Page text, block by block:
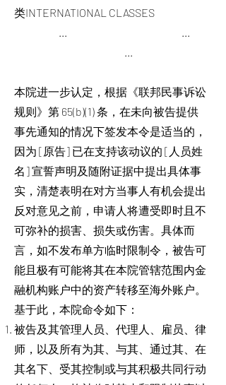
类INTERNATIONAL CLASSES
... ...
...
本院进一步认定，根据《联邦民事诉讼
规则》第 65(b)(1) 条，在未向被告提供
事先通知的情况下签发本令是适当的，
因为 [原告] 已在支持该动议的 [人员姓
名] 宣誓声明及随附证据中提出具体事
实，清楚表明在对方当事人有机会提出
反对意见之前，申请人将遭受即时且不
可弥补的损害、损失或伤害。具体而
言，如不发布单方临时限制令，被告可
能且极有可能将其在本院管辖范围内金
融机构账户中的资产转移至海外账户。
基于此，本院命令如下：
被告及其管理人员、代理人、雇员、律
师，以及所有为其、与其、通过其、在
其名下、受其控制或与其积极共同行动